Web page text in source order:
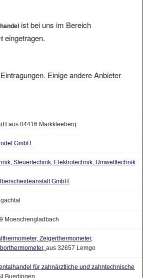
ist bei uns im Bereich
eingetragen.
Einige andere Anbieter
aus 04416 Markkleeberg
GmbH
Steuertechnik, Elektrotechnik, Umwelttechnik
GmbH
Moenchengladbach
Zeigerthermometer,
aus 32657 Lemgo
für zahnärztliche und zahntechnische
Buedingen